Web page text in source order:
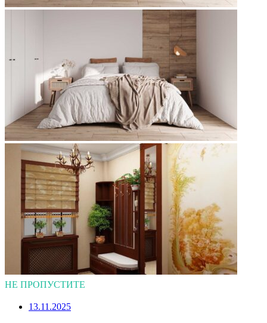
НЕ ПРОПУСТИТЕ
13.11.2025